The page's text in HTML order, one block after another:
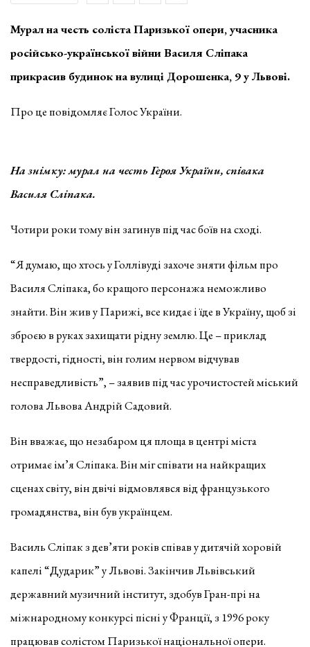
Мурал на честь соліста Паризької опери, учасника
російсько-української війни Василя Сліпака
прикрасив будинок на вулиці Дорошенка, 9 у Львові.
Про це повідомляє Голос України.
На знімку: мурал на честь Героя України, співака
Василя Сліпака.
Чотири роки тому він загинув під час боїв на сході.
“Я думаю, що хтось у Голлівуді захоче зняти фільм про
Василя Сліпака, бо кращого персонажа неможливо
знайти. Він жив у Парижі, все кидає і їде в Україну, щоб зі
зброєю в руках захищати рідну землю. Це – приклад
твердості, гідності, він голим нервом відчував
несправедливість”, – заявив під час урочистостей міський
голова Львова Андрій Садовий.
Він вважає, що незабаром ця площа в центрі міста
отримає ім’я Сліпака. Він міг співати на найкращих
сценах світу, він двічі відмовлявся від французького
громадянства, він був українцем.
Василь Сліпак з дев’яти років співав у дитячій хоровій
капелі “Дударик” у Львові. Закінчив Львівський
державний музичний інститут, здобув Гран-прі на
міжнародному конкурсі пісні у Франції, з 1996 року
працював солістом Паризької національної опери.